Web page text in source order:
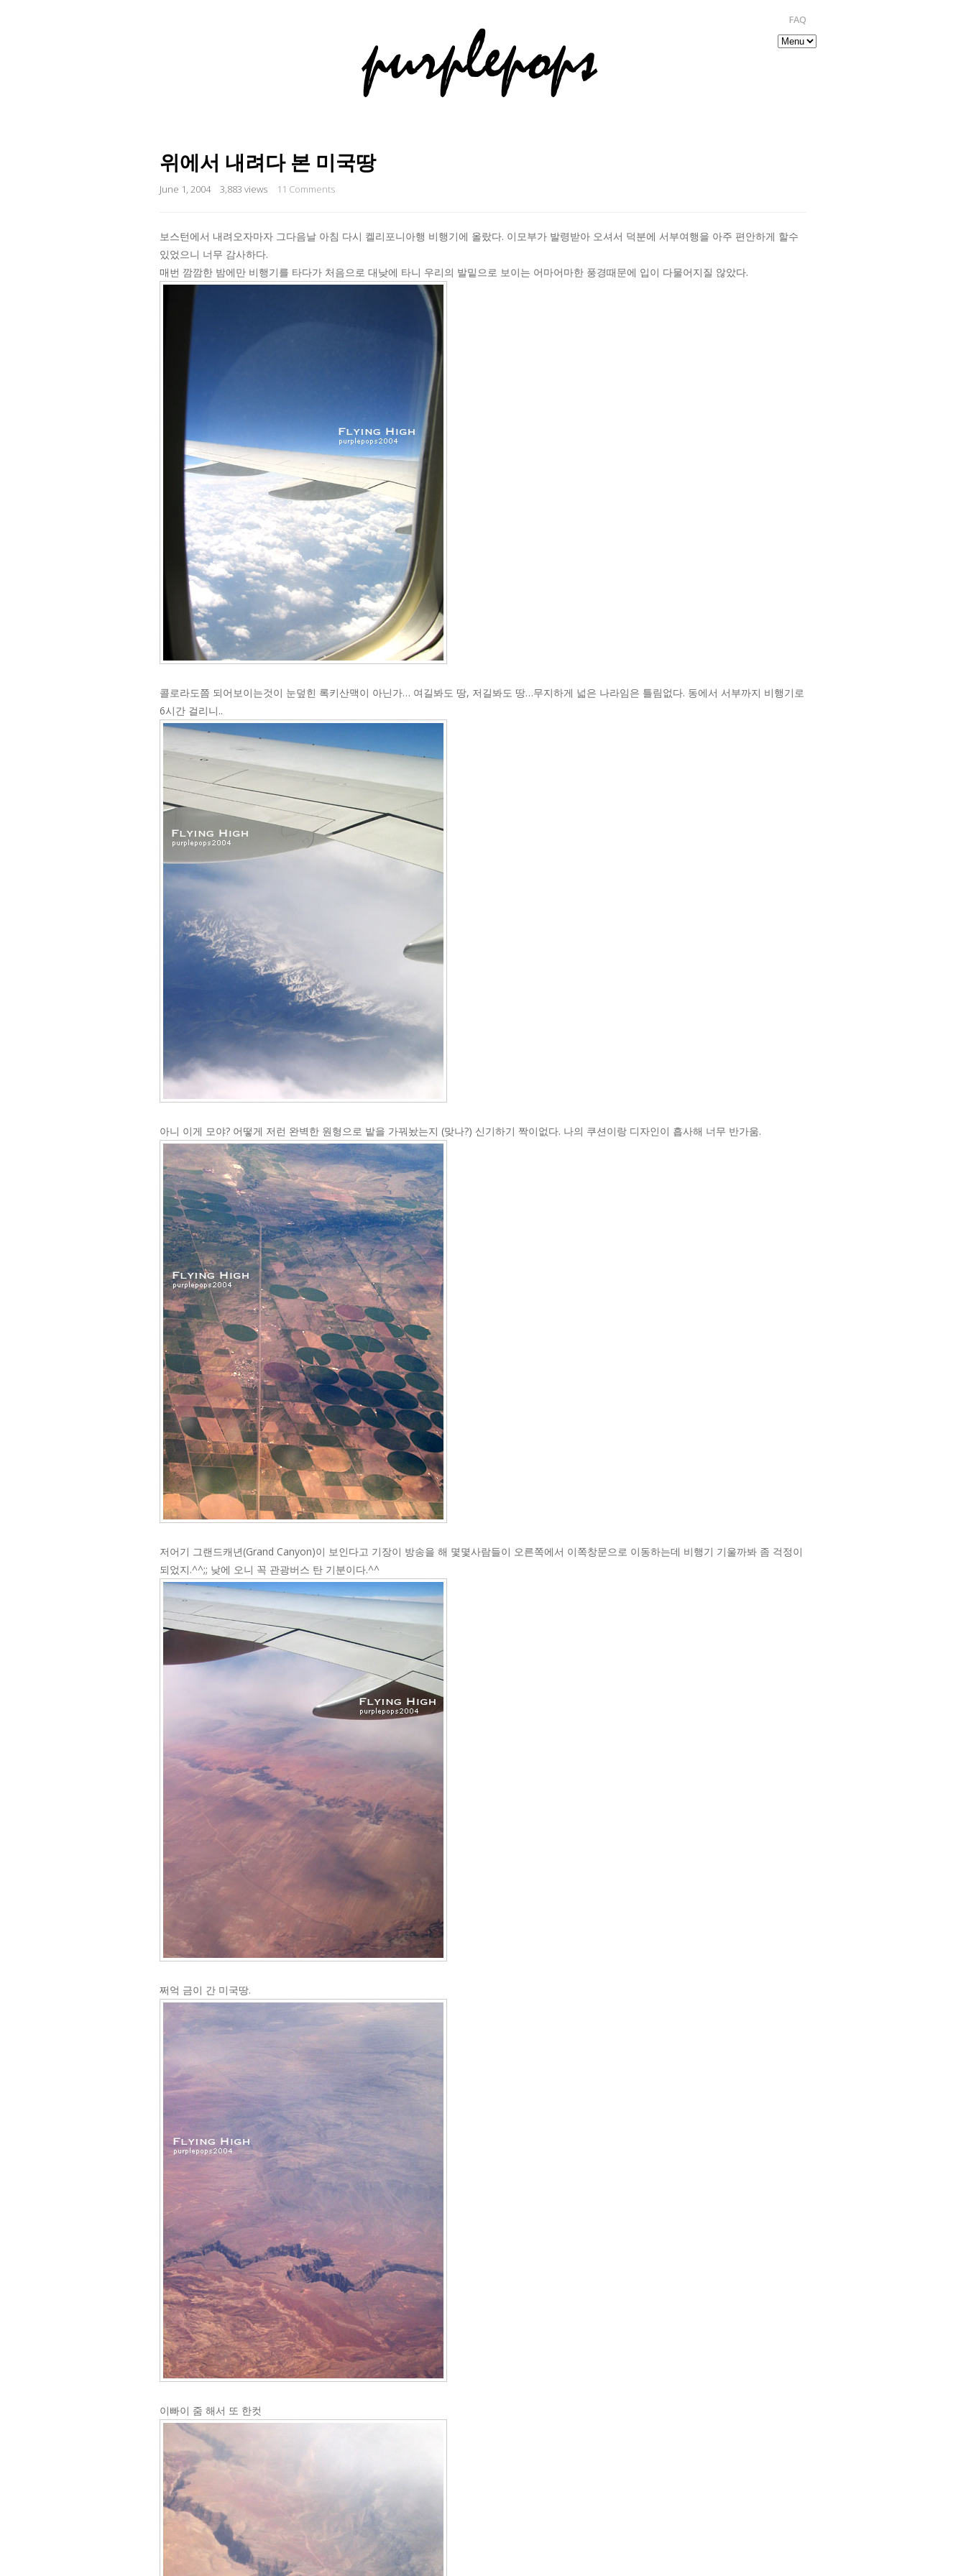
FAQ
위에서 내려다 본 미국땅
June 1, 2004 3,883 views 11 Comments
보스턴에서 내려오자마자 그다음날 아침 다시 켈리포니아행 비행기에 올랐다. 이모부가 발령받아 오셔서 덕분에 서부여행을 아주 편안하게 할수
있었으니 너무 감사하다.
매번 깜깜한 밤에만 비행기를 타다가 처음으로 대낮에 타니 우리의 발밑으로 보이는 어마어마한 풍경때문에 입이 다물어지질 않았다.
콜로라도쯤 되어보이는것이 눈덮힌 록키산맥이 아닌가… 여길봐도 땅, 저길봐도 땅…무지하게 넓은 나라임은 틀림없다. 동에서 서부까지 비행기로
6시간 걸리니..
아니 이게 모야? 어떻게 저런 완벽한 원형으로 밭을 가꿔놨는지 (맞나?) 신기하기 짝이없다. 나의 쿠션이랑 디자인이 흡사해 너무 반가움.
저어기 그랜드캐년(Grand Canyon)이 보인다고 기장이 방송을 해 몇몇사람들이 오른쪽에서 이쪽창문으로 이동하는데 비행기 기울까봐 좀 걱정이
되었지.^^;; 낮에 오니 꼭 관광버스 탄 기분이다.^^
쩌억 금이 간 미국땅.
이빠이 줌 해서 또 한컷